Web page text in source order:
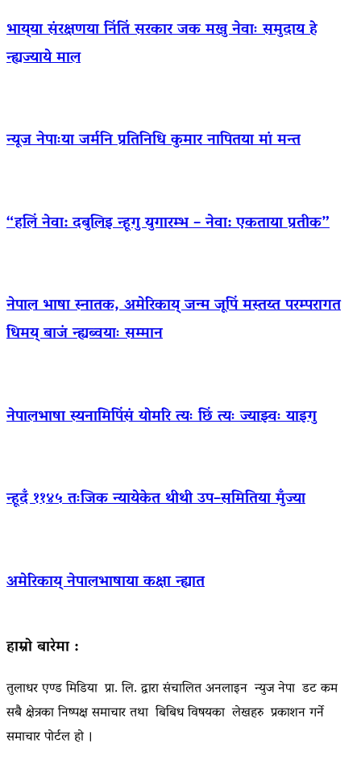
भाय्‌या संरक्षणया निंतिं सरकार जक मखु नेवाः समुदाय हे
न्ह्यज्याये माल
न्यूज नेपाःया जर्मनि प्रतिनिधि कुमार नापितया मां मन्त
“हलिं नेवा: दबुलिइ न्हूगु युगारम्भ – नेवा: एकताया प्रतीक”
नेपाल भाषा स्नातक, अमेरिकाय् जन्म जूपिं मस्तय्त परम्परागत
धिमय् बाजं न्ह्यब्वयाः सम्मान
नेपालभाषा स्यनामिपिंसं योमरि त्यः छिं त्यः ज्याझ्वः याइगु
न्हूदँ ११४५ तःजिक न्यायेकेत थीथी उप–समितिया मुँज्या
अमेरिकाय् नेपालभाषाया कक्षा न्ह्यात
हाम्रो बारेमा :
तुलाधर एण्ड मिडिया प्रा. लि. द्वारा संचालित अनलाइन न्युज नेपा डट कम
सबै क्षेत्रका निष्पक्ष समाचार तथा बिबिध विषयका लेखहरु प्रकाशन गर्ने
समाचार पोर्टल हो ।